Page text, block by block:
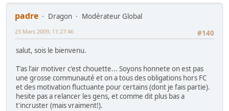
padre Dragon
Modérateur Global
#140
23 Mars 2009, 11:27:46
salut, sois le bienvenu.
T'as l'air motiver c'est chouette... Soyons honnete on est pas
une grosse communauté et on a tous des obligations hors FC
et des motivation fluctuante pour certains (dont je fais partie).
hesite pas a relancer les gens, et comme dit plus bas a
t'incruster (mais vraiment!).